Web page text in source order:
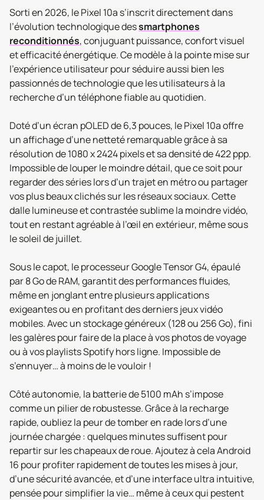
Sorti en 2026, le Pixel 10a s’inscrit directement dans
l’évolution technologique dessmartphones
reconditionnés, conjuguant puissance, confort visuel
et efficacité énergétique. Ce modèle à la pointe mise sur
l’expérience utilisateur pour séduire aussi bien les
passionnés de technologie que les utilisateurs à la
recherche d’un téléphone fiable au quotidien.
Doté d’un écran pOLED de 6,3 pouces, le Pixel 10a offre
un affichage d’une netteté remarquable grâce à sa
résolution de 1080 x 2424 pixels et sa densité de 422 ppp.
Impossible de louper le moindre détail, que ce soit pour
regarder des séries lors d’un trajet en métro ou partager
vos plus beaux clichés sur les réseaux sociaux. Cette
dalle lumineuse et contrastée sublime la moindre vidéo,
tout en restant agréable à l’œil en extérieur, même sous
le soleil de juillet.
Sous le capot, le processeur Google Tensor G4, épaulé
par 8 Go de RAM, garantit des performances fluides,
même en jonglant entre plusieurs applications
exigeantes ou en profitant des derniers jeux vidéo
mobiles. Avec un stockage généreux (128 ou 256 Go), fini
les galères pour faire de la place à vos photos de voyage
ou à vos playlists Spotify hors ligne. Impossible de
s’ennuyer… à moins de le vouloir !
Côté autonomie, la batterie de 5100 mAh s’impose
comme un pilier de robustesse. Grâce à la recharge
rapide, oubliez la peur de tomber en rade lors d’une
journée chargée : quelques minutes suffisent pour
repartir sur les chapeaux de roue. Ajoutez à cela Android
16 pour profiter rapidement de toutes les mises à jour,
d’une sécurité avancée, et d’une interface ultra intuitive,
pensée pour simplifier la vie… même à ceux qui pestent